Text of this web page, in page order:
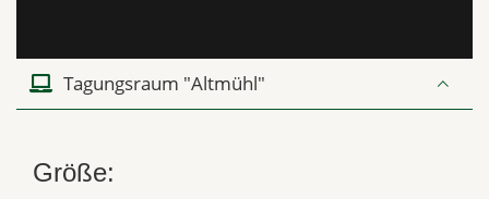
Tagungsraum "Altmühl"
Größe: